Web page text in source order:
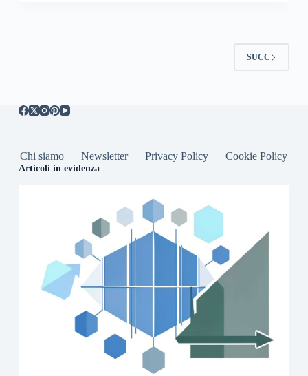
SUCC
Chi siamo Newsletter Privacy Policy Cookie Policy
Articoli in evidenza